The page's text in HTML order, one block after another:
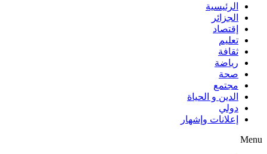
الرئيسية
الجزائر
إقتصاد
تعليم
ثقافة
رياضة
صحة
مجتمع
الدين و الحياة
دولي
إعلانات وإشهار
Menu